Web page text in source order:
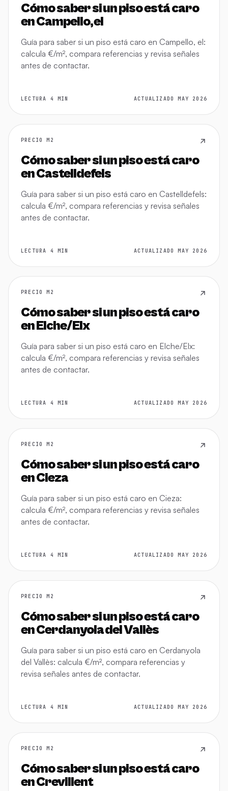
Cómo saber si un piso está caro
en Campello, el
Guía para saber si un piso está caro en Campello, el:
calcula €/m², compara referencias y revisa señales
antes de contactar.
LECTURA 4 MIN ACTUALIZADO MAY 2026
PRECIO M2
Cómo saber si un piso está caro
en Castelldefels
Guía para saber si un piso está caro en Castelldefels:
calcula €/m², compara referencias y revisa señales
antes de contactar.
LECTURA 4 MIN ACTUALIZADO MAY 2026
PRECIO M2
Cómo saber si un piso está caro
en Elche/Elx
Guía para saber si un piso está caro en Elche/Elx:
calcula €/m², compara referencias y revisa señales
antes de contactar.
LECTURA 4 MIN ACTUALIZADO MAY 2026
PRECIO M2
Cómo saber si un piso está caro
en Cieza
Guía para saber si un piso está caro en Cieza:
calcula €/m², compara referencias y revisa señales
antes de contactar.
LECTURA 4 MIN ACTUALIZADO MAY 2026
PRECIO M2
Cómo saber si un piso está caro
en Cerdanyola del Vallès
Guía para saber si un piso está caro en Cerdanyola
del Vallès: calcula €/m², compara referencias y
revisa señales antes de contactar.
LECTURA 4 MIN ACTUALIZADO MAY 2026
PRECIO M2
Cómo saber si un piso está caro
en Crevillent